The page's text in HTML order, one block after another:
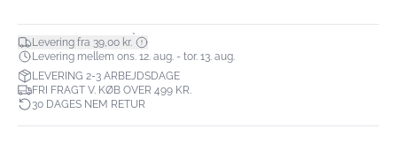
Levering fra 39,00 kr.*
Levering mellem ons. 12. aug. - tor. 13. aug.
LEVERING 2-3 ARBEJDSDAGE
FRI FRAGT V. KØB OVER 499 KR.
30 DAGES NEM RETUR